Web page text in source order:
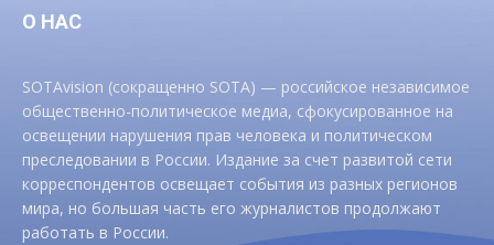
О НАС
SOTAvision (сокращенно SOTA) — российское независимое
общественно-политическое медиа, сфокусированное на
освещении нарушения прав человека и политическом
преследовании в России. Издание за счет развитой сети
корреспондентов освещает события из разных регионов
мира, но большая часть его журналистов продолжают
работать в России.